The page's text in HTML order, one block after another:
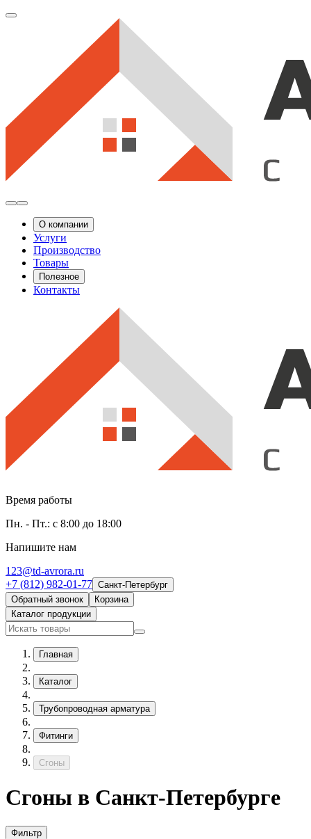
О компании
Услуги
Производство
Товары
Полезное
Контакты
Время работы
Пн. - Пт.: с 8:00 до 18:00
Напишите нам
123@td-avrora.ru
+7 (812) 982-01-77 Санкт-Петербург
Обратный звонок
Корзина
Каталог продукции
Главная
Каталог
Трубопроводная арматура
Фитинги
Сгоны
Сгоны в Санкт-Петербурге
Фильтр